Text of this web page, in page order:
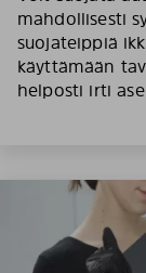
mahdollisesti
suojateippiä
käyttämään
helposti irti